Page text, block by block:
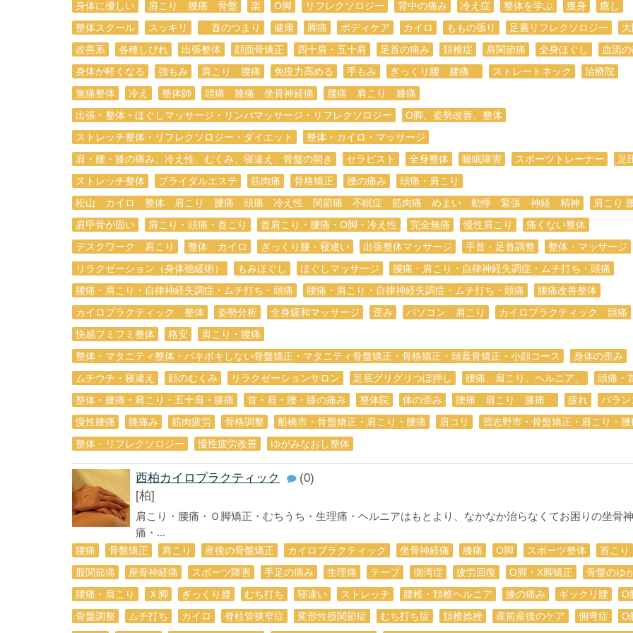
身体に優しい
肩こり 腰痛 骨盤 楽 O脚 リフレクソロジー 背中の痛み 冷え症 整体を学ぶ 痩身
癒し
整体スクール
スッキリ 首のつまり 健康 脚痛 ボディケア カイロ ももの張り 足裏リフレクソロジー
改善系
各種しびれ 出張整体 顔面骨矯正 四十肩・五十肩 足首の痛み 頚椎症 肩関節痛 全身ほぐし
血流
身体が軽くなる
強もみ 肩こり 腰痛 免疫力高める 手もみ ぎっくり腰 腰痛 ストレートネック
治療院
無痛整体
冷え 整体師 頭痛 膝痛 坐骨神経痛
腰痛 肩こり 膝痛
出張・整体・ほぐしマッサージ・リンパマッサージ・リフレクソロジー
O脚、姿勢改善、整体
ストレッチ整体・リフレクソロジー・ダイエット
整体・カイロ・マッサージ
肩・腰・膝の痛み、冷え性、むくみ、寝違え、骨盤の開き
セラピスト 全身整体 睡眠障害 スポーツトレーナー
足
ストレッチ整体
ブライダルエステ 筋肉痛 骨格矯正 腰の痛み
頭痛・肩こり
松山 カイロ 整体 肩こり 腰痛 頭痛 冷え性 関節痛 不眠症 筋肉痛 めまい 動悸 緊張 神経 精神
肩こり
肩甲骨が固い
肩こり・頭痛・首こり 首肩こり・腰痛・O脚・冷え性 完全無痛 慢性肩こり
痛くない整体
デスクワーク 肩こり
整体 カイロ ぎっくり腰・寝違い 出張整体マッサージ 手首・足首調整
整体・マッサージ
リラクゼーション（身体弛緩術）
もみほぐし ほぐしマッサージ
腰痛・肩こり・自律神経失調症・ムチ打ち・頭痛
腰痛・肩こり・自律神経失調症・ムチ打ち・頭痛
腰痛・肩こり・自律神経失調症・ムチ打ち・頭痛
腰痛改善整体
カイロプラクティック 整体
姿勢分析 全身緩和マッサージ 歪み パソコン 肩こり
カイロプラクティック 頭痛
快感フミフミ整体
格安
肩こり・腰痛
整体・マタニティ整体・バキボキしない骨盤矯正・マタニティ骨盤矯正・骨格矯正・頭蓋骨矯正・小顔コース
身体の歪み
ムチウチ・寝違え
顔のむくみ リラクゼーションサロン 足底グリグリつぼ押し 腰痛、肩こり、ヘルニア、
頭痛・
整体・腰痛・肩こり・五十肩・膝痛
首・肩・腰・膝の痛み 整体院 体の歪み 腰痛 肩こり 膝痛 疲れ
バラ
慢性腰痛
膝痛み 筋肉疲労 骨格調整 船橋市・骨盤矯正・肩こり・腰痛 肩コリ
習志野市・骨盤矯正・肩こり・腰
整体・リフレクソロジー
慢性疲労改善 ゆがみなおし整体
西柏カイロプラクティック
(0)
[柏]
肩こり・腰痛・Ｏ脚矯正・むちうち・生理痛・ヘルニアはもとより、なかなか治らなくてお困りの坐骨
痛・...
腰痛 骨盤矯正 肩こり 産後の骨盤矯正 カイロプラクティック 坐骨神経痛 膝痛 О脚 スポーツ整体
首こり
股関節痛
座骨神経痛 スポーツ障害 手足の痛み 生理痛 テープ 側湾症 疲労回復 O脚・X脚矯正
骨盤のゆ
腰痛・肩こり
Ｘ脚 ぎっくり腰 むち打ち 寝違い ストレッチ 腰椎・頚椎ヘルニア 膝の痛み ギックリ腰
O
骨盤調整
ムチ打ち カイロ 脊柱管狭窄症 変形性股関節症 むち打ち症 頚椎捻挫 産前産後のケア 側弯症
O